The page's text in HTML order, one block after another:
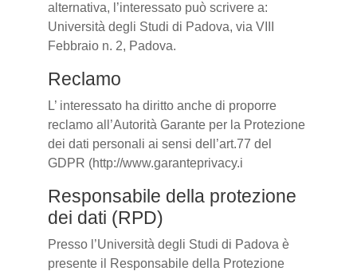
alternativa, l’interessato può scrivere a:
Università degli Studi di Padova, via VIII
Febbraio n. 2, Padova.
Reclamo
L’ interessato ha diritto anche di proporre
reclamo all’Autorità Garante per la Protezione
dei dati personali ai sensi dell’art.77 del
GDPR (http://www.garanteprivacy.i
Responsabile della protezione
dei dati (RPD)
Presso l’Università degli Studi di Padova è
presente il Responsabile della Protezione